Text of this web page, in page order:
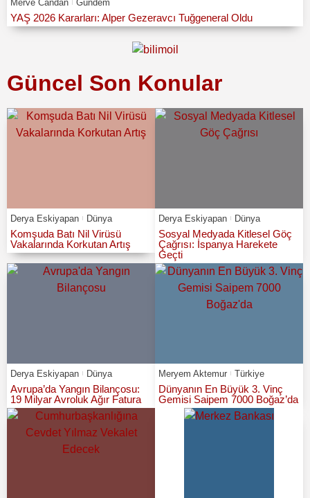
Merve Candan Gündem
YAŞ 2026 Kararları: Alper Gezeravcı Tuğgeneral Oldu
Güncel Son Konular
Derya Eskiyapan Dünya
Komşuda Batı Nil Virüsü
Vakalarında Korkutan Artış
Derya Eskiyapan Dünya
Sosyal Medyada Kitlesel Göç
Çağrısı: İspanya Harekete
Geçti
Derya Eskiyapan Dünya
Avrupa’da Yangın Bilançosu:
19 Milyar Avroluk Ağır Fatura
Meryem Aktemur Türkiye
Dünyanın En Büyük 3. Vinç
Gemisi Saipem 7000 Boğaz’da